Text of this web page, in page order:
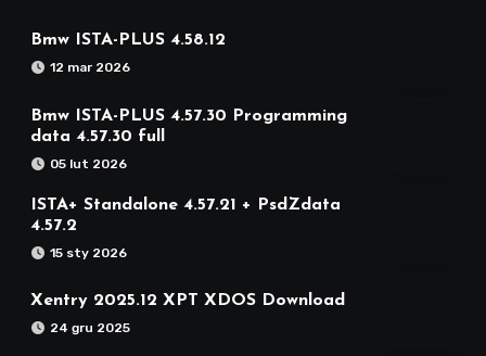
Bmw ISTA-PLUS 4.58.12
12 mar 2026
Bmw ISTA-PLUS 4.57.30 Programming
data 4.57.30 full
05 lut 2026
ISTA+ Standalone 4.57.21 + PsdZdata
4.57.2
15 sty 2026
Xentry 2025.12 XPT XDOS Download
24 gru 2025